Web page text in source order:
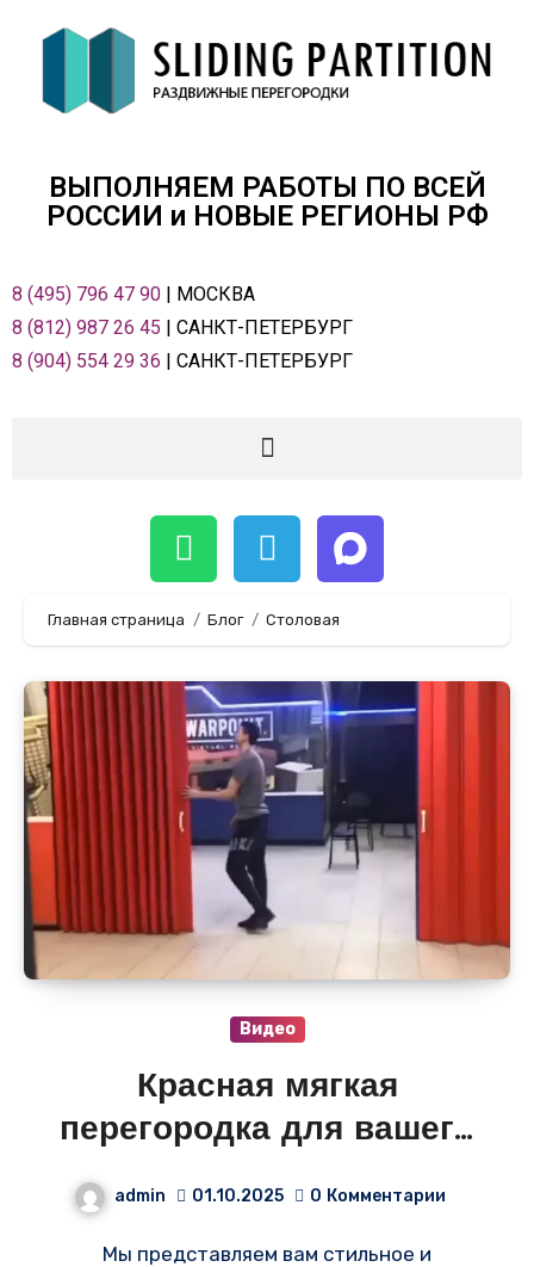
ВЫПОЛНЯЕМ РАБОТЫ ПО ВСЕЙ
РОСCИИ и НОВЫЕ РЕГИОНЫ РФ
8 (495) 796 47 90 | МОСКВА
8 (812) 987 26 45 | САНКТ-ПЕТЕРБУРГ
8 (904) 554 29 36 | САНКТ-ПЕТЕРБУРГ
Главная страница Блог Столовая
Видео
Красная мягкая
перегородка для вашего
кафе в компьютерном
admin 01.10.2025 0 Комментарии
Мы представляем вам стильное и